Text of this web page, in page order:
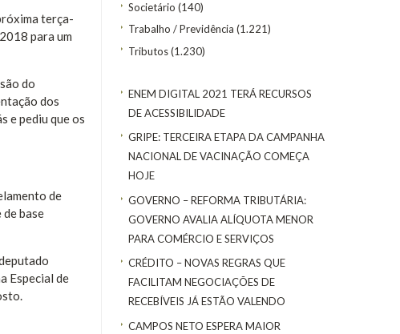
Societário (140)
Trabalho / Previdência (1.221)
Tributos(1.230)
ENEM DIGITAL 2021 TERÁ RECURSOS
DE ACESSIBILIDADE
GRIPE: TERCEIRA ETAPA DA CAMPANHA
NACIONAL DE VACINAÇÃO COMEÇA
HOJE
GOVERNO – REFORMA TRIBUTÁRIA:
GOVERNO AVALIA ALÍQUOTA MENOR
PARA COMÉRCIO E SERVIÇOS
CRÉDITO – NOVAS REGRAS QUE
FACILITAM NEGOCIAÇÕES DE
RECEBÍVEIS JÁ ESTÃO VALENDO
CAMPOS NETO ESPERA MAIOR
terça-
para um
do
dos
e pediu que os
de
base
Especial de